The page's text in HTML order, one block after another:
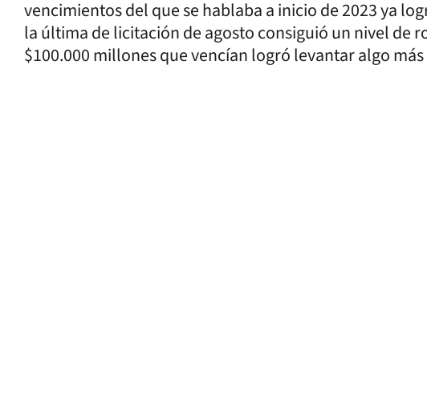
vencimientos del que se hablaba a inicio de 2023 ya
la última de licitación de agosto consiguió un nivel de
$100.000 millones que vencían logró levantar algo